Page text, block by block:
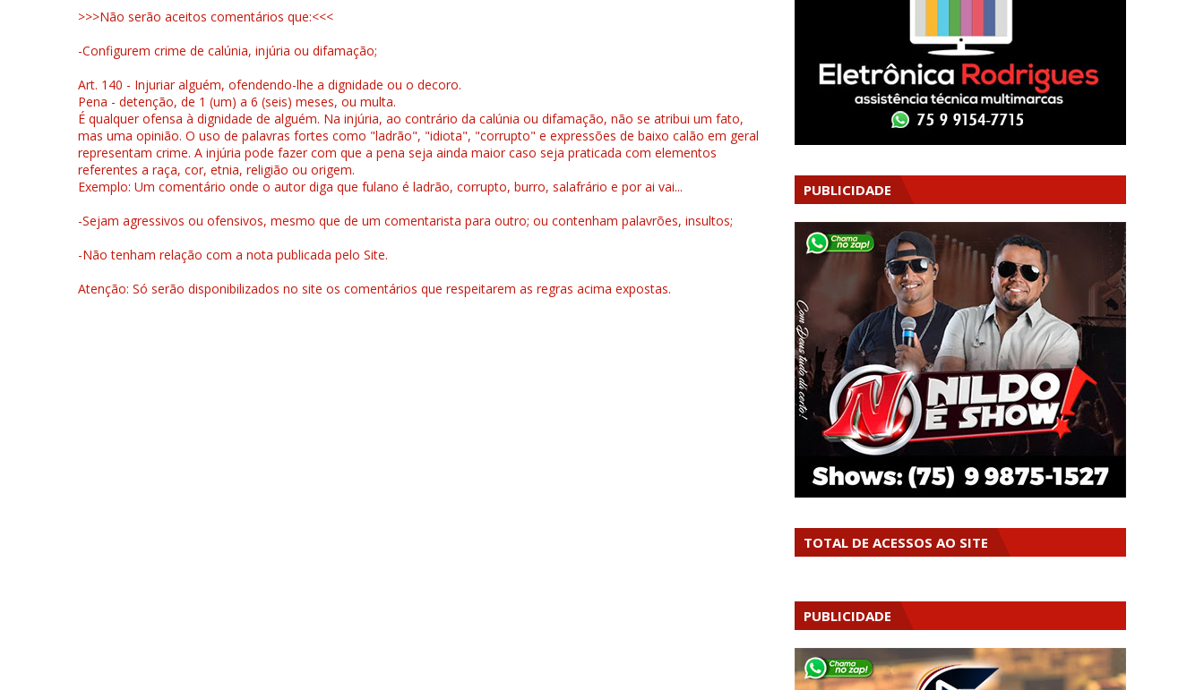
>>>Não serão aceitos comentários que:<<<
-Configurem crime de calúnia, injúria ou difamação;
Art. 140 - Injuriar alguém, ofendendo-lhe a dignidade ou o decoro.
Pena - detenção, de 1 (um) a 6 (seis) meses, ou multa.
É qualquer ofensa à dignidade de alguém. Na injúria, ao contrário da calúnia ou difamação, não se atribui um fato,
mas uma opinião. O uso de palavras fortes como "ladrão", "idiota", "corrupto" e expressões de baixo calão em geral
representam crime. A injúria pode fazer com que a pena seja ainda maior caso seja praticada com elementos
referentes a raça, cor, etnia, religião ou origem.
Exemplo: Um comentário onde o autor diga que fulano é ladrão, corrupto, burro, salafrário e por ai vai...
-Sejam agressivos ou ofensivos, mesmo que de um comentarista para outro; ou contenham palavrões, insultos;
-Não tenham relação com a nota publicada pelo Site.
Atenção: Só serão disponibilizados no site os comentários que respeitarem as regras acima expostas.
PUBLICIDADE
TOTAL DE ACESSOS AO SITE
PUBLICIDADE